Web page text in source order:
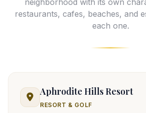
neighborhood with its own
restaurants, cafes, beaches, and
each one.
Aphrodite Hills Resort
RESORT & GOLF